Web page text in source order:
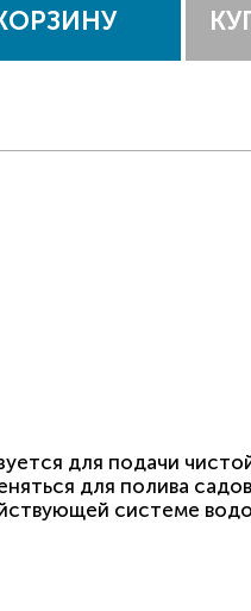
для подачи
для полива
системе